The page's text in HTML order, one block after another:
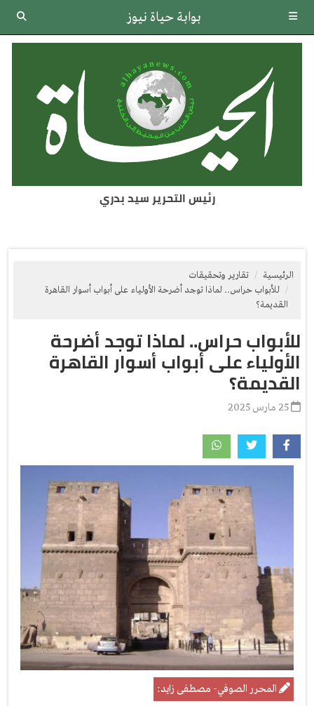
بوابة حياة نيوز
رئيس التحرير سيد بدري
الرئيسية
تقارير وتحقيقات
للأبواب حراس.. لماذا توجد أضرحة الأولياء على أبواب أسوار القاهرة
القديمة؟
للأبواب حراس.. لماذا توجد أضرحة
الأولياء على أبواب أسوار القاهرة
القديمة؟
المحرر الصوفي- مصطفى زايد: